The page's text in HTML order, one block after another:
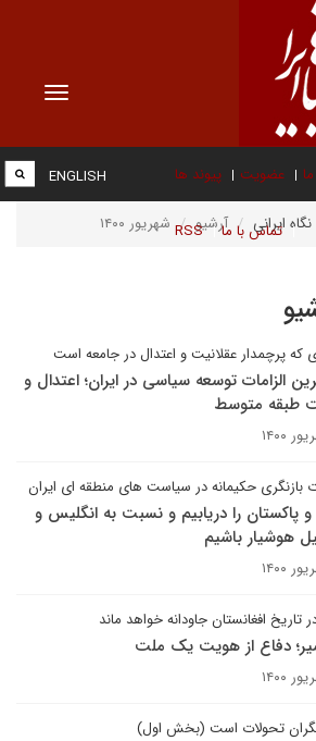
Toggle
عضویت پیوند ها
تماس با ما RSS
ENGLISH
نگاه ایرانی آرشیو شهریور ۱۴۰۰
که پرچمدار عقلانیت و اعتدال در جامعه است
الزامات توسعه سیاسی در ایران؛ اعتدال و
طبقه متوسط
بازنگری حکیمانه در سیاست های منطقه ای ایران
و پاکستان را دریابیم و نسبت به انگلیس و
هوشیار باشیم
تاریخ افغانستان جاودانه خواهد ماند
دفاع از هویت یک ملت
نگران تحولات است (بخش اول)